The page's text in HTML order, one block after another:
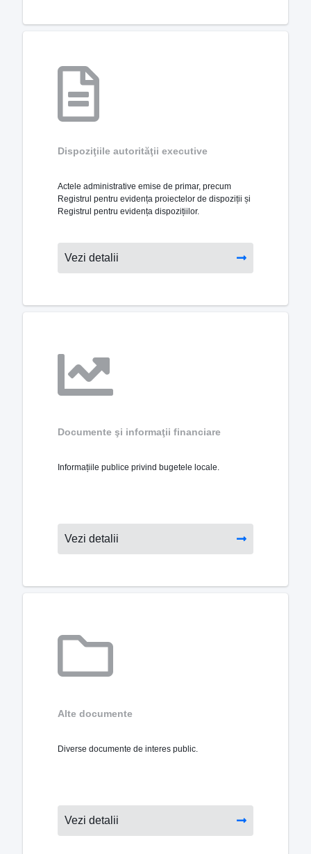
Dispoziţiile autorităţii executive
Actele administrative emise de primar, precum
Registrul pentru evidența proiectelor de dispoziții și
Registrul pentru evidența dispozițiilor.
Vezi detalii
Documente şi informaţii financiare
Informațiile publice privind bugetele locale.
Vezi detalii
Alte documente
Diverse documente de interes public.
Vezi detalii